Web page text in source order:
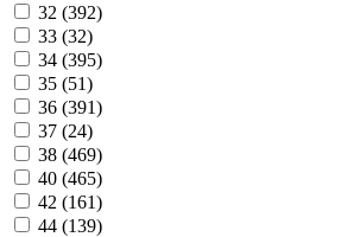
32 (392)
33 (32)
34 (395)
35 (51)
36 (391)
37 (24)
38 (469)
40 (465)
42 (161)
44 (139)